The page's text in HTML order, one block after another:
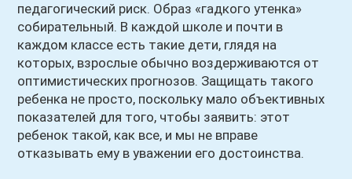
педагогический риск. Образ «гадкого утенка»
собирательный. В каждой школе и почти в
каждом классе есть такие дети, глядя на
которых, взрослые обычно воздерживаются от
оптимистических прогнозов. Защищать такого
ребенка не просто, поскольку мало объективных
показателей для того, чтобы заявить: этот
ребенок такой, как все, и мы не вправе
отказывать ему в уважении его достоинства.